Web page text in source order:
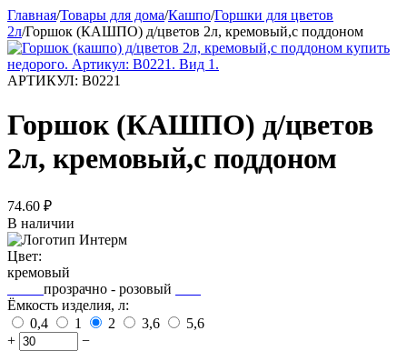
Главная/Товары для дома/Кашпо/Горшки для цветов
2л/Горшок (КАШПО) д/цветов 2л, кремовый,с поддоном
АРТИКУЛ: В0221
Горшок (КАШПО) д/цветов
2л, кремовый,с поддоном
74.60 ₽
В наличии
Цвет:
кремовый
прозрачно - розовый
Ёмкость изделия, л:
0,4
1 2 3,6
5,6
+
−